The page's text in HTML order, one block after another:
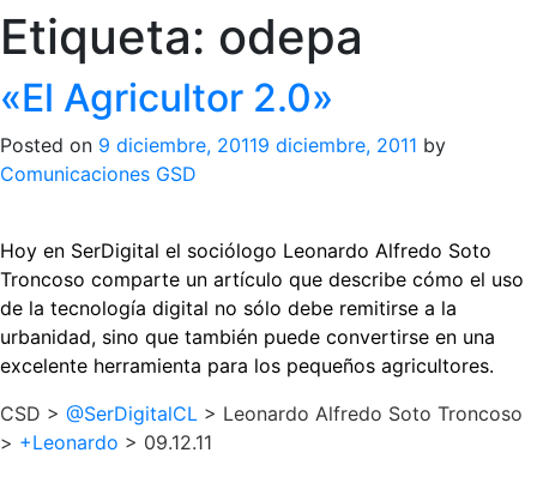
Etiqueta: odepa
«El Agricultor 2.0»
Posted on 9 diciembre, 20119 diciembre, 2011 by
Comunicaciones GSD
Hoy en SerDigital el sociólogo Leonardo Alfredo Soto
Troncoso comparte un artículo que describe cómo el uso
de la tecnología digital no sólo debe remitirse a la
urbanidad, sino que también puede convertirse en una
excelente herramienta para los pequeños agricultores.
CSD > @SerDigitalCL > Leonardo Alfredo Soto Troncoso
> +Leonardo > 09.12.11